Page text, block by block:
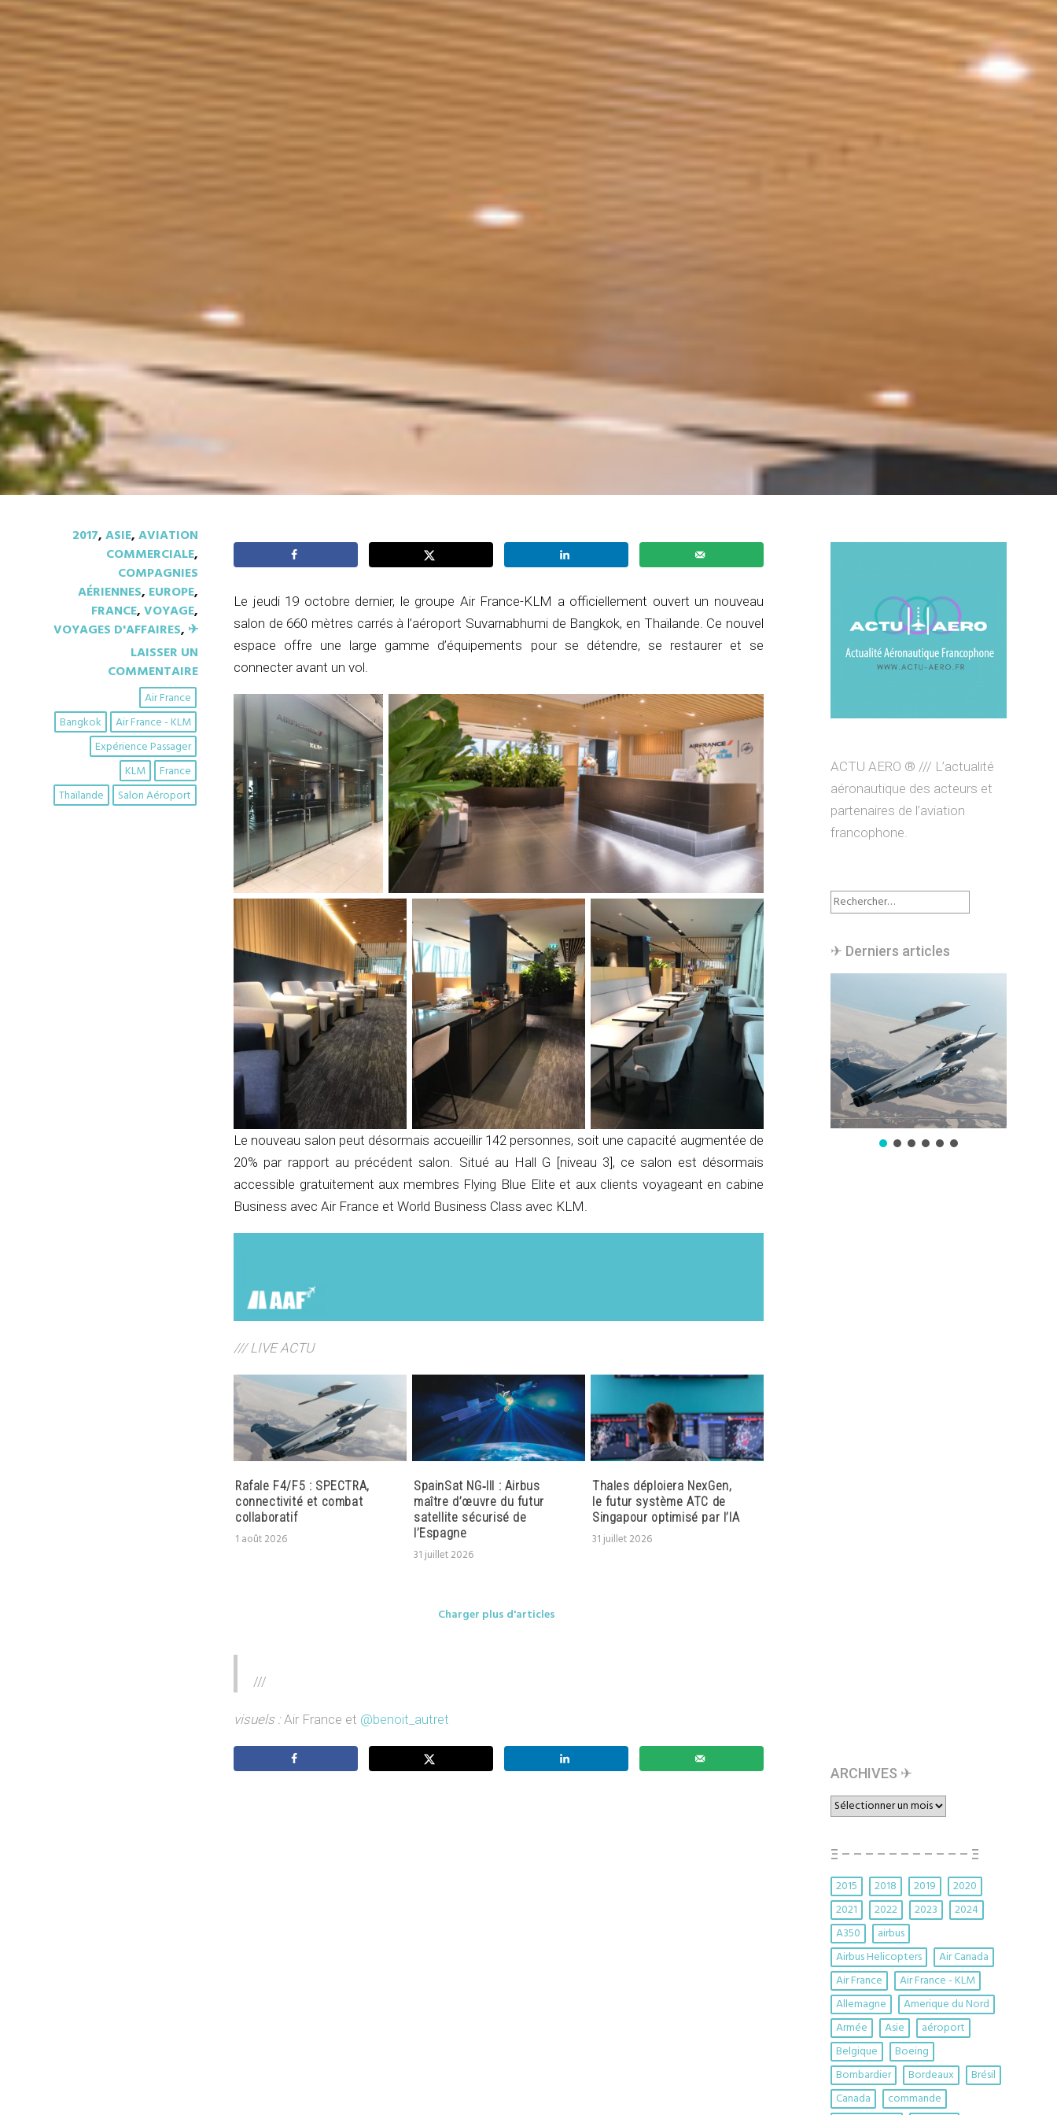
/// Air France-KLM ouvre son nouveau salon à l’aéroport de Bangkok
26 octobre 2017
Lire la Suite
2017,ASIE,AVIATION
COMMERCIALE,
COMPAGNIES
AÉRIENNES, EUROPE,
FRANCE,VOYAGE,
VOYAGES D'AFFAIRES, ✈︎
LAISSER UN
COMMENTAIRE
Air France
Air France - KLM
Bangkok
Expérience Passager
France
KLM
Salon Aéroport
Thaïlande
Le jeudi 19 octobre dernier, le groupe Air France-KLM a officiellement ouvert un nouveau
salon de 660 mètres carrés à l’aéroport Suvarnabhumi de Bangkok, en Thaïlande. Ce nouvel
espace offre une large gamme d’équipements pour se détendre, se restaurer et se
connecter avant un vol.
Le nouveau salon peut désormais accueillir 142 personnes, soit une capacité augmentée de
20% par rapport au précédent salon. Situé au Hall G [niveau 3], ce salon est désormais
accessible gratuitement aux membres Flying Blue Elite et aux clients voyageant en cabine
Business avec Air France et World Business Class avec KLM.
/// LIVE ACTU
Rafale F4/F5 : SPECTRA,
connectivité et combat
collaboratif
1 août 2026
SpainSat NG‑III : Airbus
maître d’œuvre du futur
satellite sécurisé de
l’Espagne
31 juillet 2026
Thales déploiera NexGen,
le futur système ATC de
Singapour optimisé par l’IA
31 juillet 2026
Charger plus d'articles
///
visuels :Air France et @benoit_autret
ACTU AERO ® /// L’actualité
aéronautique des acteurs et
partenaires de l’aviation
francophone.
Rechercher :
✈︎ Derniers articles
ARCHIVES ✈︎
ARCHIVES
✈︎
Ξ – – – – – – – – – – – Ξ
2015 2018 2019
2020
2021
2022 2023
2024
A350
airbus
Airbus Helicopters
Air Canada
Air France
Air France - KLM
Allemagne
Amerique du Nord
Armée
Asie
aéroport
Belgique
Boeing
Bombardier
Bordeaux
Brésil
Canada
commande